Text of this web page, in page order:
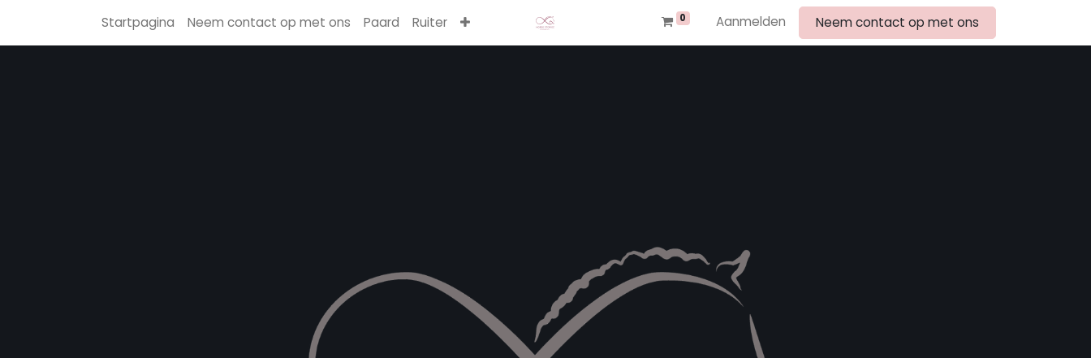
0 Aanmelden Neem contact op met ons
Startpagina Neem contact op met ons Paard Ruiter